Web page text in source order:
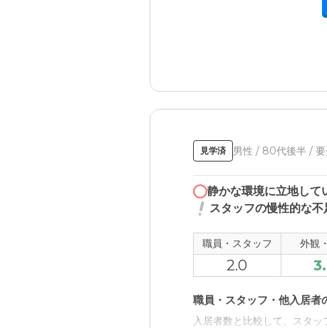
見学済 男性 / 80代後半 / 要
静かな環境に立地して
スタッフの慢性的な不
職員・スタッフ 外観
2.0
職員・スタッフ・他入居者
入居者数と比較して、スタ